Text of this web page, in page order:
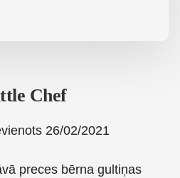
Chef
26/02/2021
preces bērna gultiņas